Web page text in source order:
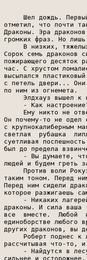
Шел дождь.
отметил, что почти
Драконы. Эра
громких фраз. Но
В низких,
Сорок семь драконов
пожирающего десяток
час. С хрустом
высыпался
с петель двери... Они
по ним из огнемета.
Элдхауз вышел к
- Как
Ему никто не
Он почему-то не одел
с крупнокалиберным
светлая  рубашка
суетливая
был до предела
- Вы думаете,
людей и будем греть
Против воли
таким тоном. Перед
Перед ним сидели
которое разжигаешь
- Никаких
драконы. И сила
все  вместе.  Любой
единоборстве любого
других драконов, вы
Роберт поднес к
рассчитывая что-то, и
- Найдутся в
сильнее и